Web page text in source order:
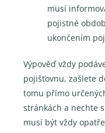
musí
pojistné
ukončením
Výpověď vždy
pojišťovnu, zašlete
tomu přímo
stránkách a nechte
musí být vždy